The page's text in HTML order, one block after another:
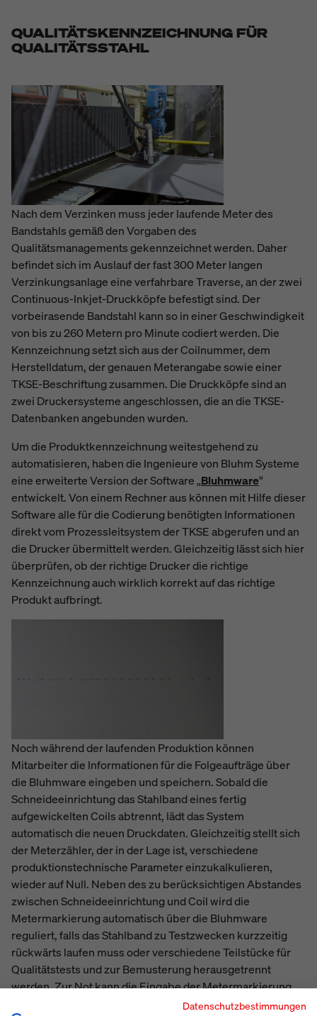
QUALITÄTSKENNZEICHNUNG FÜR
QUALITÄTSSTAHL
Nach dem Verzinken muss jeder laufende Meter des
Bandstahls gemäß den Vorgaben des
Qualitätsmanagements gekennzeichnet werden. Daher
befindet sich im Auslauf der fast 300 Meter langen
Verzinkungsanlage eine verfahrbare Traverse, an der zwei
Continuous-Inkjet-Druckköpfe befestigt sind. Der
vorbeirasende Bandstahl kann so in einer Geschwindigkeit
von bis zu 260 Metern pro Minute codiert werden. Die
Kennzeichnung setzt sich aus der Coilnummer, dem
Herstelldatum, der genauen Meterangabe sowie einer
TKSE-Beschriftung zusammen. Die Druckköpfe sind an
zwei Druckersysteme angeschlossen, die an die TKSE-
Datenbanken angebunden wurden.
Um die Produktkennzeichnung weitestgehend zu
automatisieren, haben die Ingenieure von Bluhm Systeme
eine erweiterte Version der Software „Bluhmware“
entwickelt. Von einem Rechner aus können mit Hilfe dieser
Software alle für die Codierung benötigten Informationen
direkt vom Prozessleitsystem der TKSE abgerufen und an
die Drucker übermittelt werden. Gleichzeitig lässt sich hier
überprüfen, ob der richtige Drucker die richtige
Kennzeichnung auch wirklich korrekt auf das richtige
Produkt aufbringt.
Noch während der laufenden Produktion können
Mitarbeiter die Informationen für die Folgeaufträge über
die Bluhmware eingeben und speichern. Sobald die
Schneideeinrichtung das Stahlband eines fertig
aufgewickelten Coils abtrennt, lädt das System
automatisch die neuen Druckdaten. Gleichzeitig stellt sich
der Meterzähler, der in der Lage ist, verschiedene
produktionstechnische Parameter einzukalkulieren,
wieder auf Null. Neben des zu berücksichtigen Abstandes
zwischen Schneideeinrichtung und Coil wird die
Metermarkierung automatisch über die Bluhmware
reguliert, falls das Stahlband zu Testzwecken kurzzeitig
rückwärts laufen muss oder verschiedene Teilstücke für
Qualitätstests und zur Bemusterung herausgetrennt
werden. Zur Not kann die Eingabe der Metermarkierung
Datenschutzbestimmungen